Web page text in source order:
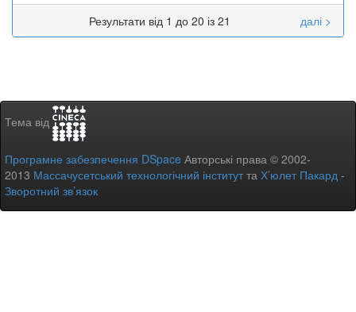
Результати від 1 до 20 із 21 далі >
Тема від
Програмне забезпечення DSpace Авторські права © 2002-
2013 Массачусетський технологічний інститутта Х’юлет Пакард -
Зворотний зв’язок